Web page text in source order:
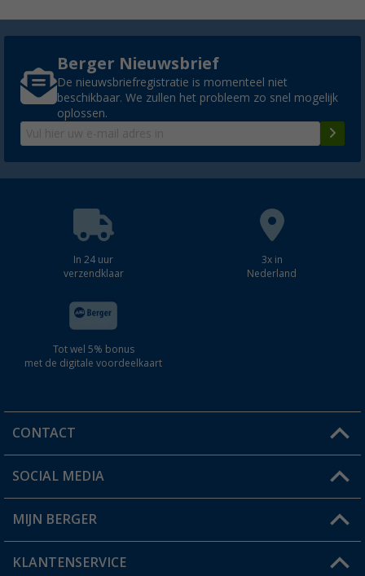
Berger Nieuwsbrief
De nieuwsbriefregistratie is momenteel niet
beschikbaar. We zullen het probleem zo snel mogelijk
oplossen.
In 24 uur
verzendklaar
3x in
Nederland
Tot wel 5% bonus
met de digitale voordeelkaart
CONTACT
Een vraag?
Winkel vinden
SOCIAL MEDIA
MIJN BERGER
Mijn account
KLANTENSERVICE